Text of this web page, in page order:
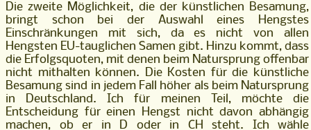
Die zweite Möglichkeit, die der künstlichen Besamung,
bringt schon bei der Auswahl eines Hengstes
Einschränkungen mit sich, da es nicht von allen
Hengsten EU-tauglichen Samen gibt. Hinzu kommt, dass
die Erfolgsquoten, mit denen beim Natursprung offenbar
nicht mithalten können. Die Kosten für die künstliche
Besamung sind in jedem Fall höher als beim Natursprung
in Deutschland. Ich für meinen Teil, möchte die
Entscheidung für einen Hengst nicht davon abhängig
machen, ob er in D oder in CH steht. Ich wähle